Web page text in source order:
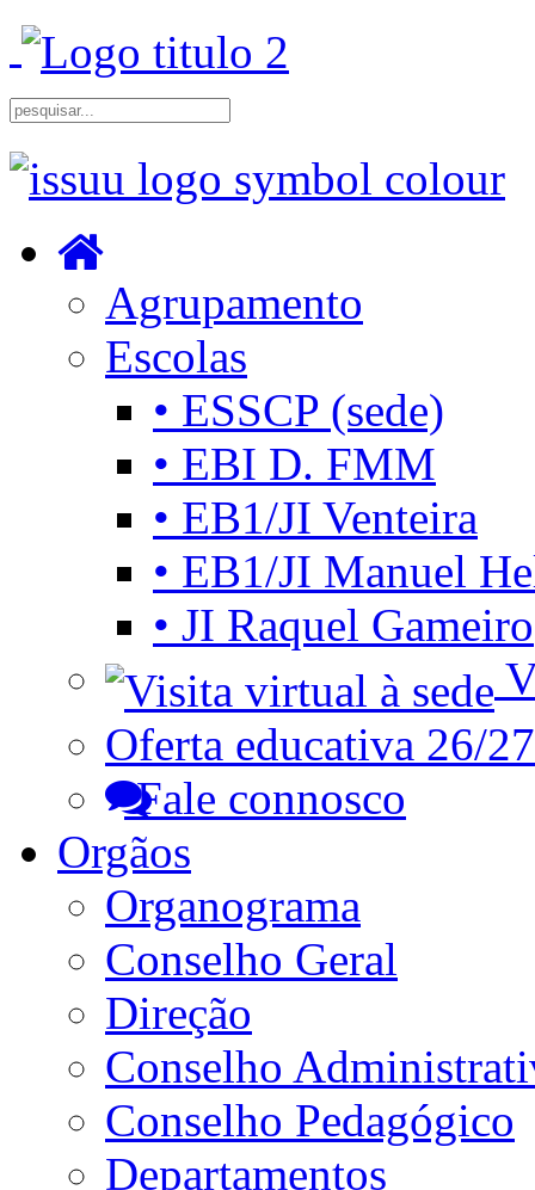
Agrupamento
Escolas
• ESSCP (sede)
• EBI D. FMM
• EB1/JI Venteira
• EB1/JI Manuel
• JI Raquel Gameiro
Oferta educativa 26/27
Fale connosco
Orgãos
Organograma
Conselho Geral
Direção
Conselho
Conselho Pedagógico
Departamentos